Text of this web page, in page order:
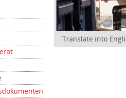
Translate into